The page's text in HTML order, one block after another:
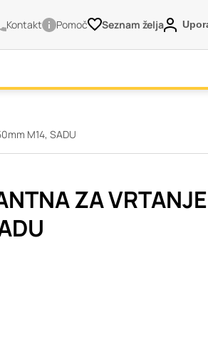
Kontakt Pomoč Seznam želja
M14, SADU
ZA
brskalnika,
ne
uporabniško
si ogledate več
na vašo uporabo
Običajno
nastavitev
te piškotke ali